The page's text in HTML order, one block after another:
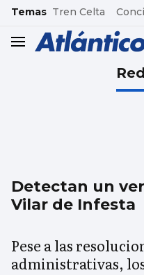
common.go-to-content
Temas Tren Celta
header.menu.open
Detectan un
Vilar de Infesta
Pese a las
administrativas,